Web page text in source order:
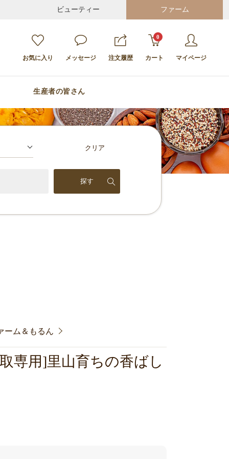
ビューティー ファーム
お気に入り メッセージ 注文履歴
0
カート マイページ
生産者の皆さん
クリア
ーム＆もるん
専用]里山育ちの香ばし